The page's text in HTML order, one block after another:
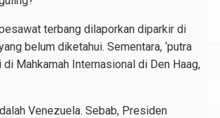
terbang dilaporkan diparkir di
belum diketahui. Sementara, ‘putra
Mahkamah Internasional di Den Haag,
Venezuela. Sebab, Presiden